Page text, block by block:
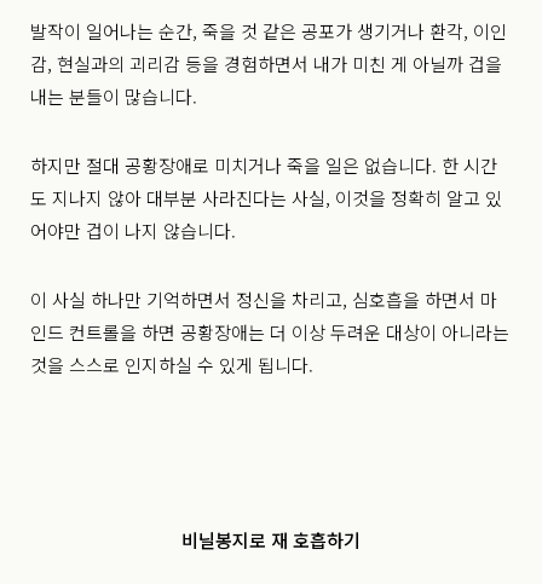
발작이 일어나는 순간, 죽을 것 같은 공포가 생기거나 환각, 이인
감, 현실과의 괴리감 등을 경험하면서 내가 미친 게 아닐까 겁을
내는 분들이 많습니다.
하지만 절대 공황장애로 미치거나 죽을 일은 없습니다. 한 시간
도 지나지 않아 대부분 사라진다는 사실, 이것을 정확히 알고 있
어야만 겁이 나지 않습니다.
이 사실 하나만 기억하면서 정신을 차리고, 심호흡을 하면서 마
인드 컨트롤을 하면 공황장애는 더 이상 두려운 대상이 아니라는
것을 스스로 인지하실 수 있게 됩니다.
비닐봉지로 재 호흡하기